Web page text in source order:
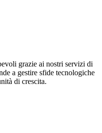
grazie ai nostri servizi di
a gestire sfide tecnologiche
di crescita.